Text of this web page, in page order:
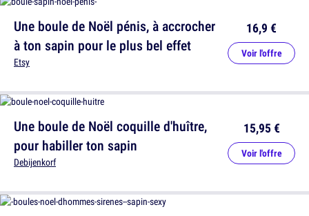
Une boule de Noël pénis, à accrocher
à ton sapin pour le plus bel effet
Etsy
16,9 €
Voir l'offre
Une boule de Noël coquille d'huître,
pour habiller ton sapin
Debijenkorf
15,95 €
Voir l'offre